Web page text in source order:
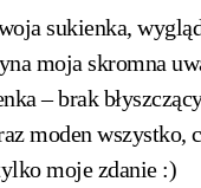
sukienka,
moja skromna
– brak
moden wszystko,
moje zdanie :)